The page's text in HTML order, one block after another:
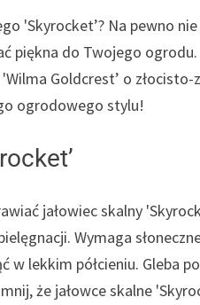
'Skyrocket’? Na pewno
piękna do Twojego
Goldcrest’ o złocisto-
ogrodowego stylu!
jałowiec skalny
Wymaga
w lekkim półcieniu. Gleba
że jałowce skalne